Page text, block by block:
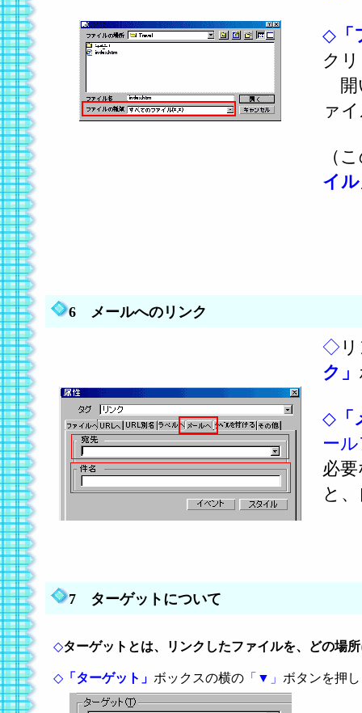
◇
ク
ァ
（
イ
6 メールへのリンク
◇
ク」
◇
ー
必
と
7 ターゲットについて
◇ターゲットとは、リンクしたファイルを、どの場
◇ 「ターゲット」 ボックスの横の 「▼」 ボタンを押